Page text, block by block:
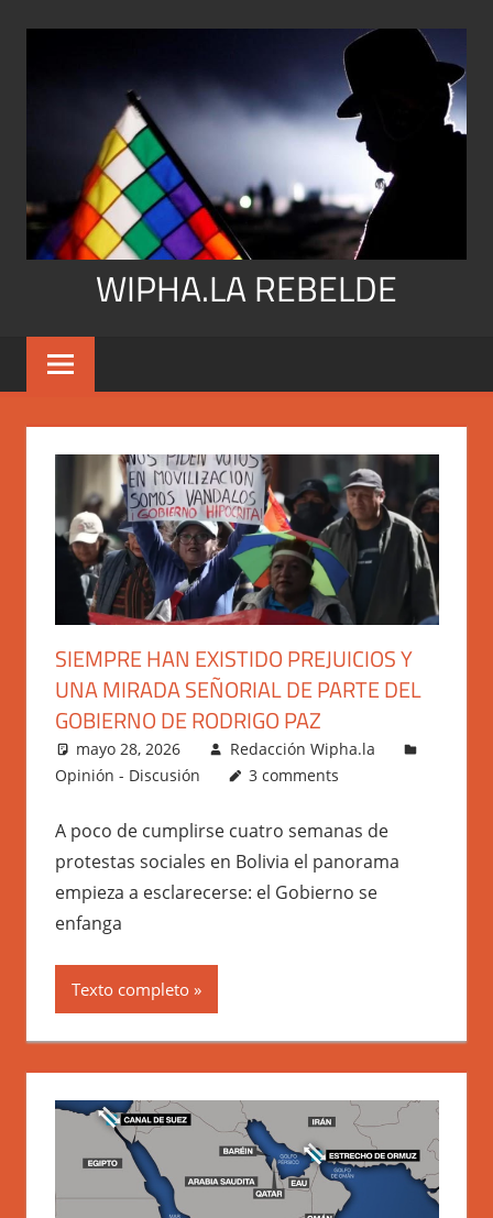
WIPHA.LA REBELDE
SIEMPRE HAN EXISTIDO PREJUICIOS Y
UNA MIRADA SEÑORIAL DE PARTE DEL
GOBIERNO DE RODRIGO PAZ
mayo 28, 2026
Redacción Wipha.la
Opinión - Discusión
3 comments
A poco de cumplirse cuatro semanas de
protestas sociales en Bolivia el panorama
empieza a esclarecerse: el Gobierno se
enfanga
Texto completo